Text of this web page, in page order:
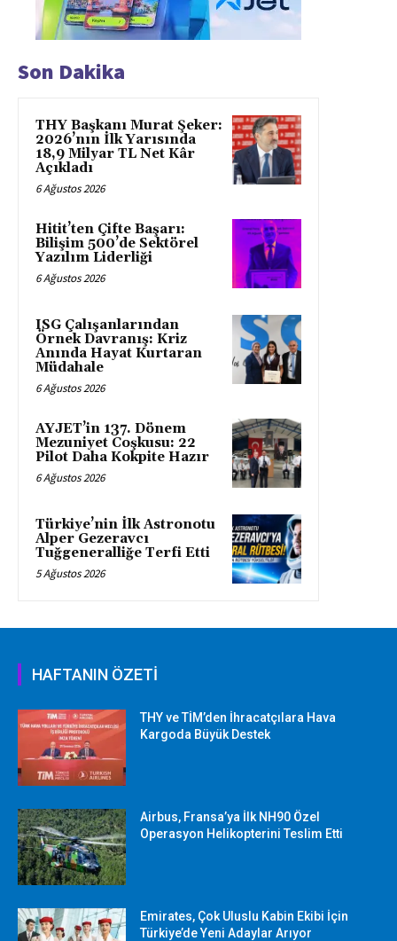
Son Dakika
THY Başkanı Murat Şeker:
2026’nın İlk Yarısında
18,9 Milyar TL Net Kâr
Açıkladı
6 Ağustos 2026
Hitit’ten Çifte Başarı:
Bilişim 500’de Sektörel
Yazılım Liderliği
6 Ağustos 2026
ISG Çalışanlarından
Örnek Davranış: Kriz
Anında Hayat Kurtaran
Müdahale
6 Ağustos 2026
AYJET’in 137. Dönem
Mezuniyet Coşkusu: 22
Pilot Daha Kokpite Hazır
6 Ağustos 2026
Türkiye’nin İlk Astronotu
Alper Gezeravcı
Tuğgeneralliğe Terfi Etti
5 Ağustos 2026
HAFTANIN ÖZETİ
THY ve TİM’den İhracatçılara Hava
Kargoda Büyük Destek
Airbus, Fransa’ya İlk NH90 Özel
Operasyon Helikopterini Teslim Etti
Emirates, Çok Uluslu Kabin Ekibi İçin
Türkiye’de Yeni Adaylar Arıyor